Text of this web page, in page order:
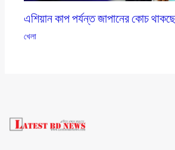
এশিয়ান কাপ পর্যন্ত জাপানের কোচ
খেলা